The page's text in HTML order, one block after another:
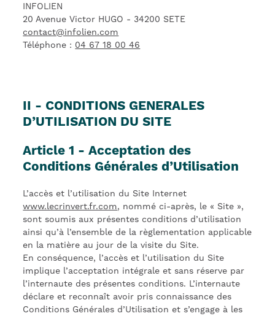
INFOLIEN
20 Avenue Victor HUGO - 34200 SETE
contact@infolien.com
Téléphone : 04 67 18 00 46
II - CONDITIONS GENERALES
D’UTILISATION DU SITE
Article 1 - Acceptation des
Conditions Générales d’Utilisation
L’accès et l’utilisation du Site Internet
www.lecrinvert.fr.com, nommé ci-après, le « Site »,
sont soumis aux présentes conditions d’utilisation
ainsi qu’à l’ensemble de la règlementation applicable
en la matière au jour de la visite du Site.
En conséquence, l’accès et l’utilisation du Site
implique l’acceptation intégrale et sans réserve par
l’internaute des présentes conditions. L’internaute
déclare et reconnaît avoir pris connaissance des
Conditions Générales d’Utilisation et s’engage à les